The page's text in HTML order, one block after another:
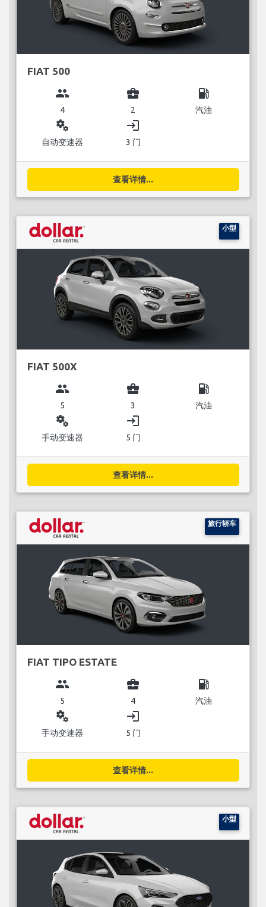
FIAT 500
group
4
business_center
2
local_gas_station
汽油
miscellaneous_services
自动变速器
login
3 门
查看详情...
小型
FIAT 500X
group
5
business_center
3
local_gas_station
汽油
miscellaneous_services
手动变速器
login
5 门
查看详情...
旅行轿车
FIAT TIPO ESTATE
group
5
business_center
4
local_gas_station
汽油
miscellaneous_services
手动变速器
login
5 门
查看详情...
小型